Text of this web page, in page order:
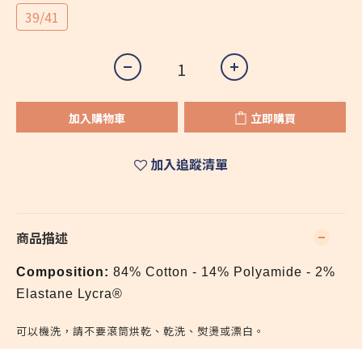
39/41
加入購物車 立即購買
加入追蹤清單
商品描述
Composition: 84% Cotton - 14% Polyamide - 2%
Elastane Lycra®
可以機洗，請不要滾筒烘乾、乾洗、熨燙或漂白。